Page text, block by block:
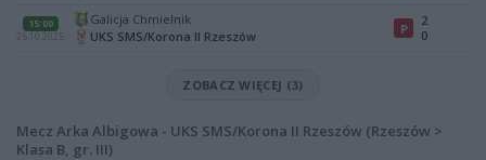
15:00
25.10.2025
Galicja Chmielnik
UKS SMS/Korona II Rzeszów
P
2
0
ZOBACZ WIĘCEJ (3)
Mecz Arka Albigowa - UKS SMS/Korona II Rzeszów (Rzeszów >
Klasa B, gr. III)